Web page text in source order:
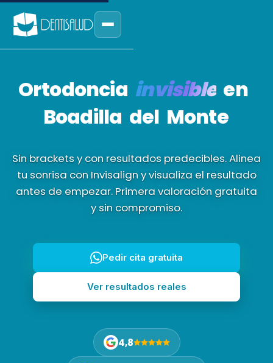
Invisalign ·
Ortodoncia
invisible
Blue Diamond Provider
Carillas Dentales
Implantes Dentales
Periodoncia y
Rehabilitación Oral
Clínica
Sobre nosotros /
Urgencia Dental
Tarjeta Dentisalud
Blog
Contacto
91 679 86 90
gratuita
Ortodoncia invisible en
Boadilla del Monte
Sin brackets y con resultados predecibles. Alinea
tu sonrisa con Invisalign y visualiza el resultado
antes de empezar. Primera valoración gratuita
y sin compromiso.
Pedir cita gratuita
Ver resultados reales
4,8